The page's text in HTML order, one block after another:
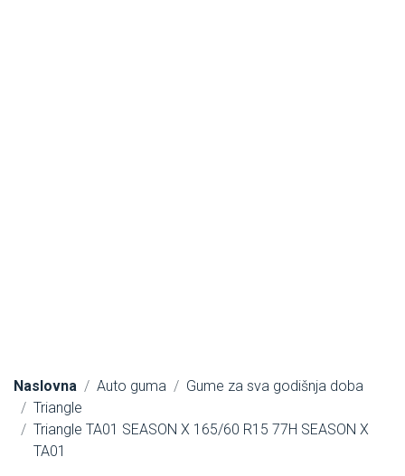
Naslovna Auto guma
Gume za sva godišnja doba
Triangle
Triangle TA01 SEASON X 165/60 R15 77H SEASON X
TA01